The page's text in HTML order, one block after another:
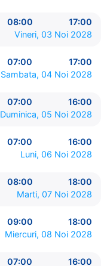
08:00
17:00
Vineri, 03 Noi 2028
07:00
17:00
Sambata, 04 Noi 2028
07:00
16:00
Duminica, 05 Noi 2028
07:00
16:00
Luni, 06 Noi 2028
08:00
18:00
Marti, 07 Noi 2028
09:00
18:00
Miercuri, 08 Noi 2028
07:00
16:00